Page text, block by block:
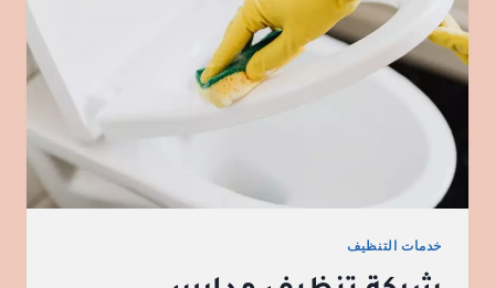
خدمات التنظيف